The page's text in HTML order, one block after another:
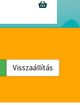
Visszaállítás